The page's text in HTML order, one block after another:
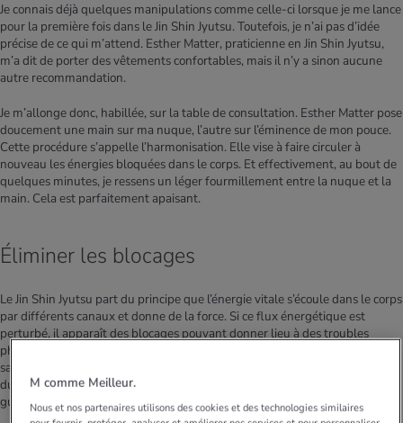
Je connais déjà quelques manipulations comme celle-ci lorsque je me lance
pour la première fois dans le Jin Shin Jyutsu. Toutefois, je n’ai pas d’idée
précise de ce qui m’attend. Esther Matter, praticienne en Jin Shin Jyutsu,
m’a dit de porter des vêtements confortables, mais il n’y a sinon aucune
autre recommandation.
Je m’allonge donc, habillée, sur la table de consultation. Esther Matter pose
doucement une main sur ma nuque, l’autre sur l’éminence de mon pouce.
Cette procédure s’appelle l’harmonisation. Elle vise à faire circuler à
nouveau les énergies bloquées dans le corps. Et effectivement, au bout de
quelques minutes, je ressens un léger fourmillement entre la nuque et la
main. Cela est parfaitement apaisant.
Éliminer les blocages
Le Jin Shin Jyutsu part du principe que l’énergie vitale s’écoule dans le corps
par différents canaux et donne de la force. Si ce flux énergétique est
perturbé, il apparaît des blocages pouvant donner lieu à des troubles
physiques ou psychiques. Le fait de tenir ou toucher les 26 verrous de
sauvegarde de l’énergie ou zones d’énergie, qui se trouvent de chaque côté
du corps, permet d’éliminer ces blocages et d’activer les forces d’auto-
guérison.
M comme Meilleur.
Nous et nos partenaires utilisons des cookies et des technologies similaires